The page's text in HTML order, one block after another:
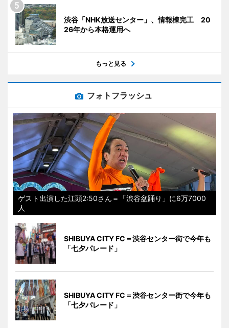
渋谷「NHK放送センター」、情報棟完工 20
26年から本格運用へ
もっと見る
フォトフラッシュ
ゲスト出演した江頭2:50さん＝「渋谷盆踊り」に6万7000
人
SHIBUYA CITY FC＝渋谷センター街で今年も
「七夕パレード」
SHIBUYA CITY FC＝渋谷センター街で今年も
「七夕パレード」